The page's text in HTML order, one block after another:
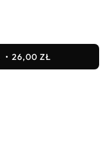
26,00 ZŁ